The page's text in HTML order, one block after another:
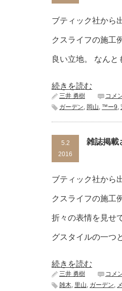
ブティック社から
クスライフの施工
良い立地。 なんと
続きを読む
三井 勇樹 コメ
ガーデン, 岡山, ™ー9,
5.2
2016
雑誌掲載
ブティック社から
クスライフの施工
折々の表情を見せ
グスタイルの一つ
続きを読む
三井 勇樹 コメ
雑木, 里山, ガーデン,